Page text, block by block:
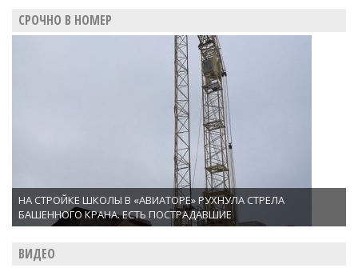
СРОЧНО В НОМЕР
НА СТРОЙКЕ ШКОЛЫ В «АВИАТОРЕ» РУХНУЛА СТРЕЛА
БАШЕННОГО КРАНА. ЕСТЬ ПОСТРАДАВШИЕ
ВИДЕО